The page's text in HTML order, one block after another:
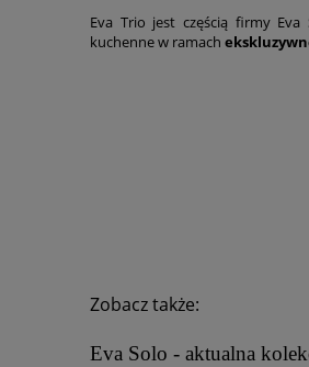
Eva Trio jest częścią firmy
kuchenne w ramach
Zobacz także:
Eva Solo - aktualna